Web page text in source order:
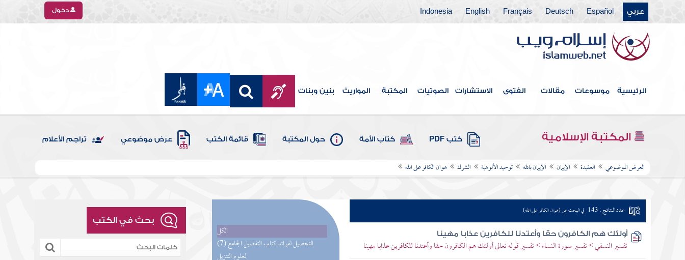
عربي Español
Deutsch
Français
English
Indonesia دخول
الرئيسية موسوعات مقالات الفتوى الاستشارات الصوتيات المكتبة المواريث بنين وبنات
المكتبة الإسلامية كتب PDF كتاب الأمة حول المكتبة قائمة الكتب عرض موضوعي تراجم الأعلام
العرض الموضوعي العقيدة الإيمان الإيمان بالله توحيد الألوهية الشرك هوان الكافر على الله
الكل
(7) التحصيل لفوائد كتاب التفصيل الجامع
لعلوم التنزيل
عدد النتائج : 143 في البحث عن (هوان الكافر على الله)
أولئك هم الكافرون حقا وأعتدنا للكافرين عذابا مهينا
تفسير النسفي > تفسير سورة النساء > تفسير قوله تعالى أولئك هم الكافرون حقا وأعتدنا للكافرين عذابا مهينا
بحث في الكتب